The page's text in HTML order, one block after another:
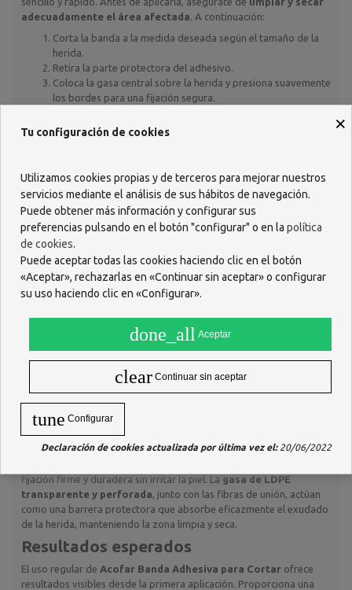
adecuadamente el área afectada . A continuación:
Corta la banda a la medida deseada según el tamaño de la
herida.
Retira la parte protectora del adhesivo.
Coloca la gasa central sobre la herida y presiona suavemente
los bordes para una fijación segura.
Se recomienda cambiar el apósito si se ensucia, se moja o pierde
adherencia. Gracias a su composición hipoalergénica, puede
¿Qué beneficios tiene su uso?
Protección total frente a agentes externos
: evita la
entrada de suciedad, polvo o bacterias.
Alta transpirabilidad : permite que la piel respire y favorece la
cicatrización natural.
Comodidad y adaptabilidad: se ajusta fácilmente a cualquier
parte del cuerpo.
Hipoalergénica: apta para pieles sensibles y personas con
Corte personalizable: ajusta el tamaño del apósito según tus
Composición
Acofar Banda Adhesiva para Cortar
soporte de fibras de poliéster
proporciona una estructura flexible y resistente. Contiene un
fijación firme y duradera sin irritar la piel. La gasa de LDPE
transparente y perforada , junto con las fibras de unión, actúan
como una barrera protectora que absorbe eficazmente el exudado
de la herida, manteniendo la zona limpia y seca.
Resultados esperados
El uso regular de Acofar Banda Adhesiva para Cortar ofrece
resultados visibles desde la primera aplicación. Proporciona una
×
Tu configuración de cookies
Utilizamos cookies propias y de terceros para mejorar nuestros
servicios mediante el análisis de sus hábitos de navegación.
Puede obtener más información y configurar sus
preferencias pulsando en el botón "configurar" o en la política
de cookies.
Puede aceptar todas las cookies haciendo clic en el botón
«Aceptar», rechazarlas en «Continuar sin aceptar» o configurar
su uso haciendo clic en «Configurar».
done_all Aceptar
clear Continuar sin aceptar
tune Configurar
Declaración de cookies actualizada por última vez el:20/06/2022